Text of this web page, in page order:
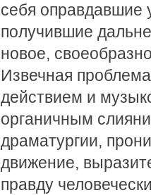
себя оправдавшие
получившие
новое,
Извечная
действием и
органичным
драматургии,
движение,
правду